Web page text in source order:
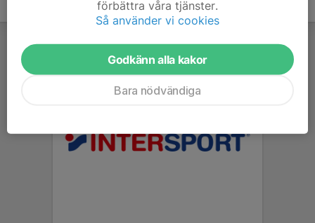
förbättra våra tjänster.
Så använder vi cookies
Godkänn alla kakor
Bara nödvändiga